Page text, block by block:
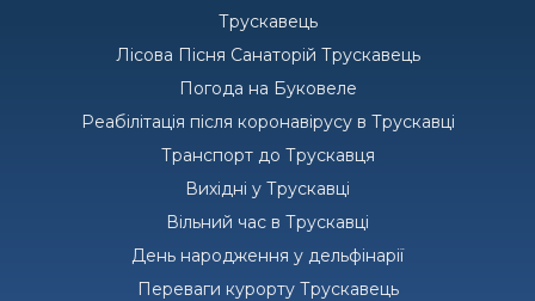
Трускавець
Лісова Пісня Санаторій Трускавець
Погода на Буковеле
Реабілітація після коронавірусу в Трускавці
Транспорт до Трускавця
Вихідні у Трускавці
Вільний час в Трускавці
День народження у дельфінарії
Переваги курорту Трускавець